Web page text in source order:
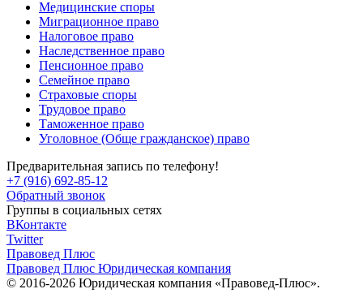
Медицинские споры
Миграционное право
Налоговое право
Наследственное право
Пенсионное право
Семейное право
Страховые споры
Трудовое право
Таможенное право
Уголовное (Обще гражданское) право
Предварительная запись по телефону!
+7 (916) 692-85-12
Обратный звонок
Группы в социальных сетях
ВКонтакте
Twitter
Правовед Плюс
Правовед Плюс Юридическая компания
© 2016-2026 Юридическая компания «Правовед-Плюс».